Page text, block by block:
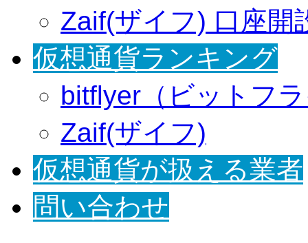
Zaif(ザイフ) 口座開
仮想通貨ランキング
bitflyer（ビットフ
Zaif(ザイフ)
仮想通貨が扱える業者
問い合わせ